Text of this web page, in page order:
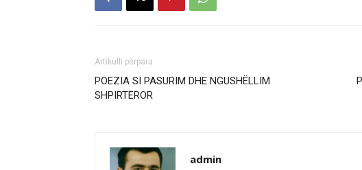
Artikulli përpara
POEZIA SI PASURIM DHE NGUSHËLLIM
SHPIRTËROR
admin